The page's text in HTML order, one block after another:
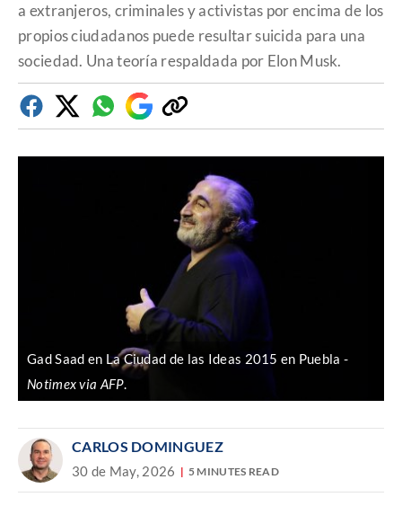
a extranjeros, criminales y activistas por encima de los
propios ciudadanos puede resultar suicida para una
sociedad. Una teoría respaldada por Elon Musk.
FacebookTwitterWhatsapp
Google
Discover
Copiar
enlace
Gad Saad en La Ciudad de las Ideas 2015 en Puebla
Notimex via AFP.
CARLOS DOMINGUEZ
30 de May, 2026 5 MINUTES READ